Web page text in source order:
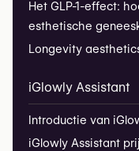
Het GLP-1-effect:
esthetische
Longevity
iGlowly Assistant
Introductie van
iGlowly Assistant